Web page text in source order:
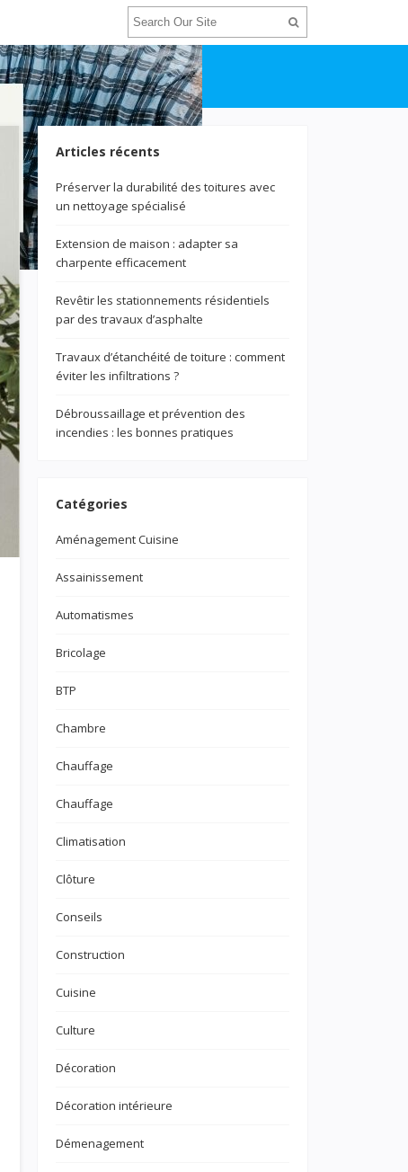
Articles récents
Préserver la durabilité des toitures avec
un nettoyage spécialisé
Extension de maison : adapter sa
charpente efficacement
Revêtir les stationnements résidentiels
par des travaux d’asphalte
Travaux d’étanchéité de toiture : comment
éviter les infiltrations ?
Débroussaillage et prévention des
incendies : les bonnes pratiques
Catégories
Aménagement Cuisine
Assainissement
Automatismes
Bricolage
BTP
Chambre
Chauffage
Chauffage
Climatisation
Clôture
Conseils
Construction
Cuisine
Culture
Décoration
Décoration intérieure
Démenagement